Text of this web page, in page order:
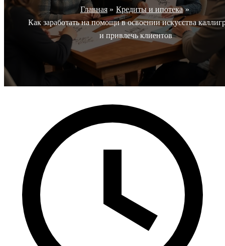
Главная
Кредиты и ипотека
Как заработать на помощи в освоении искусства
и привлечь клиентов